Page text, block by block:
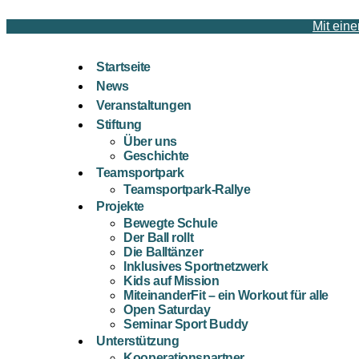
Mit
Startseite
News
Veranstaltungen
Stiftung
Über uns
Geschichte
Teamsportpark
Teamsportpark-Rallye
Projekte
Bewegte Schule
Der Ball rollt
Die Balltänzer
Inklusives Sportnetzwerk
Kids auf Mission
MiteinanderFit – ein Workout für alle
Open Saturday
Seminar Sport Buddy
Unterstützung